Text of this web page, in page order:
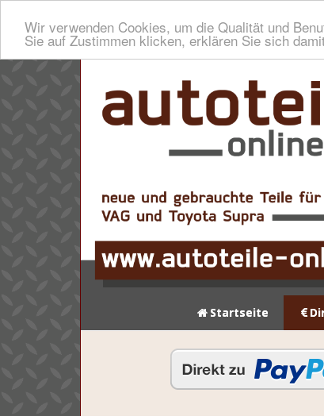
Wir verwenden Cookies, um die Qualität und
Sie auf Zustimmen klicken, erklären Sie sich
Startseite